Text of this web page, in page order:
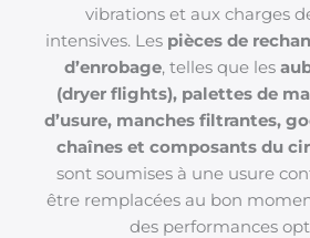
vibrations et aux charges
intensives. Les pièces de
d’enrobage, telles que les
(dryer flights), palettes de
d’usure, manches filtrantes,
chaînes et composants du
sont soumises à une usure
être remplacées au bon
des performances